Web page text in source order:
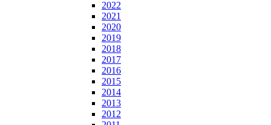
2022
2021
2020
2019
2018
2017
2016
2015
2014
2013
2012